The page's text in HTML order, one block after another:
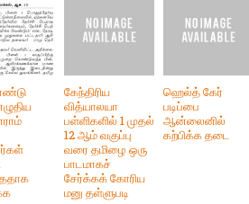
கேந்திரிய
வித்யாலயா
பள்ளிகளில் 1 முதல்
12 ஆம் வகுப்பு
வரை தமிழை ஒரு
பாடமாகச்
சேர்க்கக் கோரிய
மனு தள்ளுபடி
ஹெல்த் கேர்
படிப்பை
ஆன்லைனில்
கற்பிக்க தடை